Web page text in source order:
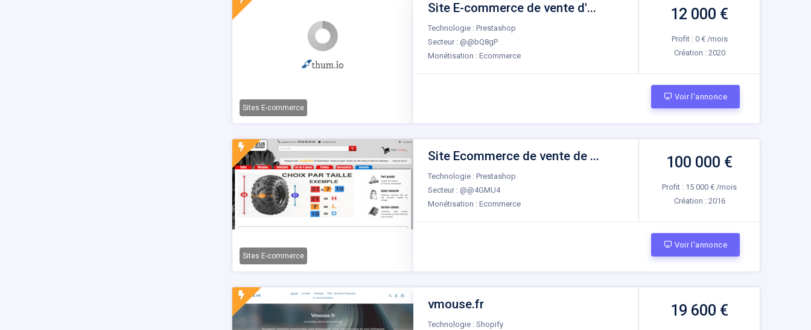
Sites E-commerce
Site E-commerce de vente d'...
Technologie : Prestashop
Secteur : @@bQ8gP
Monétisation : Ecommerce
12 000 €
Profit : 0 € /mois
Création : 2020
Voir l'annonce
Sites E-commerce
Site Ecommerce de vente de ...
Technologie : Prestashop
Secteur : @@4GMU4
Monétisation : Ecommerce
100 000 €
Profit : 15 000 € /mois
Création : 2016
Voir l'annonce
vmouse.fr
Technologie : Shopify
19 600 €